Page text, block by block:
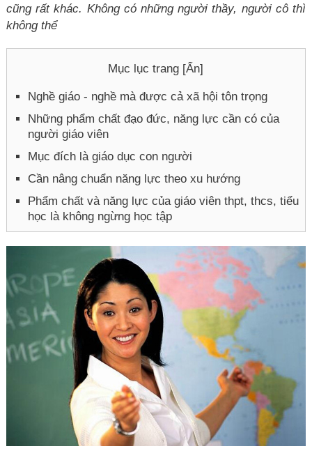
cũng rất khác. Không có những người thầy, người cô thì
không thể
Mục lục trang [Ẩn]
Nghề giáo - nghề mà được cả xã hội tôn trọng
Những phẩm chất đạo đức, năng lực cần có của
người giáo viên
Mục đích là giáo dục con người
Cần nâng chuẩn năng lực theo xu hướng
Phẩm chất và năng lực của giáo viên thpt, thcs, tiểu
học là không ngừng học tập